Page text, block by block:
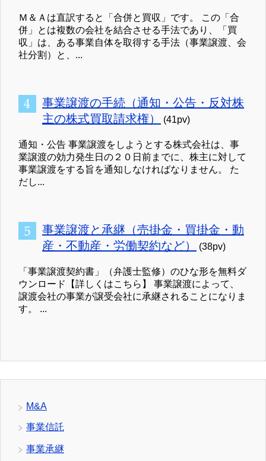
Ｍ＆Ａは直訳すると「合併と買収」です。 この「合
併」とは複数の会社を結合させる手法であり、「買
収」は、ある事業自体を取得する手法（事業譲渡、会
社分割）と、...
事業譲渡の手続（通知・公告・反対株
主の株式買取請求権）
(41pv)
通知・公告 事業譲渡をしようとする株式会社は、事
業譲渡の効力発生日の２０日前までに、株主に対して
事業譲渡をする旨を通知しなければなりません。 た
だし...
事業譲渡と承継（売掛金・買掛金・動
産・不動産・労働契約など）
(38pv)
「事業譲渡契約書」（弁護士監修）のひな形を無料ダ
ウンロード【詳しくはこちら】 事業譲渡によって、
譲渡会社の事業が譲受会社に承継されることになりま
す。 ...
M&A
事業信託
事業承継